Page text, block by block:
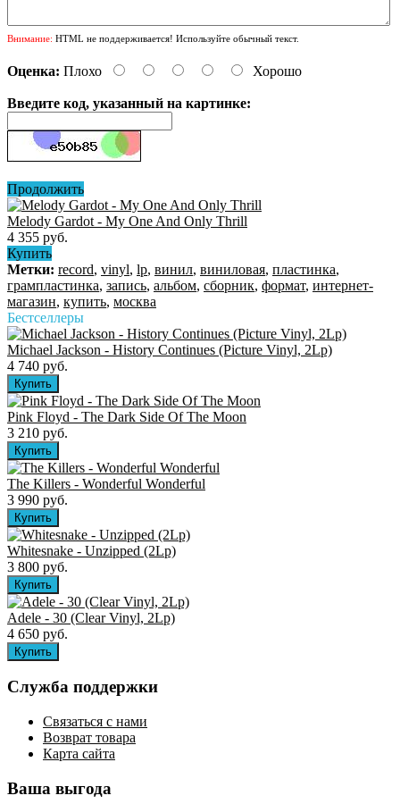
Внимание: HTML не поддерживается! Используйте обычный текст.
Оценка: Плохо Хорошо
Введите код, указанный на картинке:
Продолжить
Melody Gardot - My One And Only Thrill
4 355 руб.
Купить
Метки: record, vinyl, lp, винил, виниловая, пластинка,
грампластинка, запись, альбом, сборник, формат, интернет-
магазин, купить, москва
Бестселлеры
Michael Jackson - History Continues (Picture Vinyl, 2Lp)
4 740 руб.
Pink Floyd - The Dark Side Of The Moon
3 210 руб.
The Killers ‎- Wonderful Wonderful
3 990 руб.
Whitesnake - Unzipped (2Lp)
3 800 руб.
Adele - 30 (Clear Vinyl, 2Lp)
4 650 руб.
Служба поддержки
Связаться с нами
Возврат товара
Карта сайта
Ваша выгода